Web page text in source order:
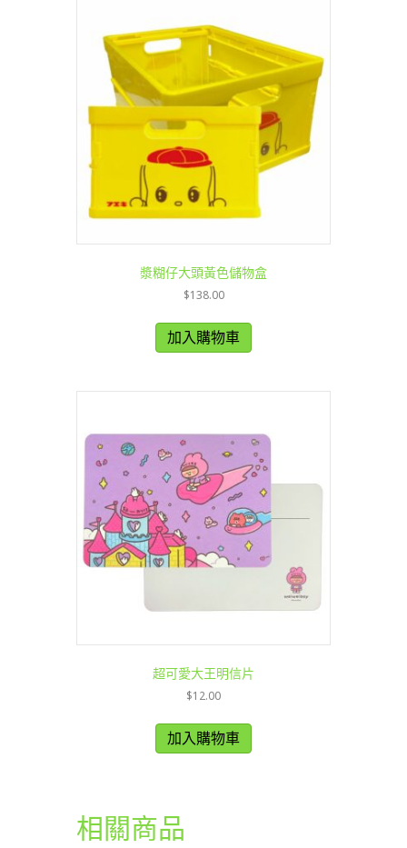
漿糊仔大頭黃色儲物盒
$138.00
加入購物車
超可愛大王明信片
$12.00
加入購物車
相關商品